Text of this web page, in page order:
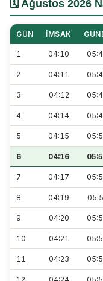
🗓️ Ağustos 2026
GÜN İMSAK
1 04:10
2 04:11
3 04:12
4 04:14
5 04:15
6 04:16
7 04:17
8 04:19
9 04:20
10 04:21
11 04:23